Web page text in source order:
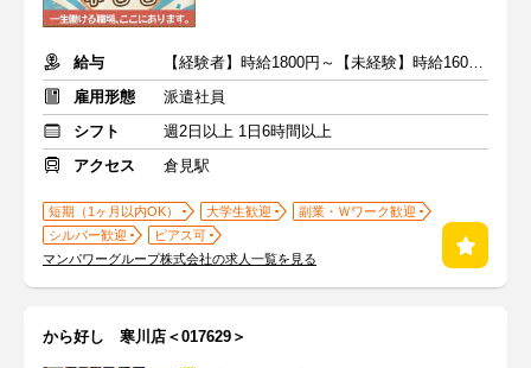
給与
【経験者】時給1800円～【未経験】時給1600円～ ※交通費全額
雇用形態
派遣社員
シフト
週2日以上 1日6時間以上
アクセス
倉見駅
短期（1ヶ月以内OK） 大学生歓迎
副業・Ｗワーク歓迎
シルバー歓迎
ピアス可
マンパワーグループ株式会社の求人一覧を見る
から好し 寒川店＜017629＞